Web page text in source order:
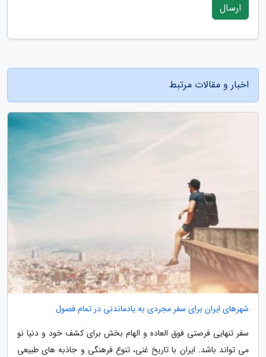
ارسال
اخبار و مقالات مرتبط
شهرهای ایران برای سفر مجردی به یادماندنی در تمام فصول
سفر تنهایی فرصتی فوق العاده و الهام بخش برای کشف خود و دنیا نو
می تواند باشد. ایران با تاریخ غنی، تنوع فرهنگی و جاذبه های طبیعی